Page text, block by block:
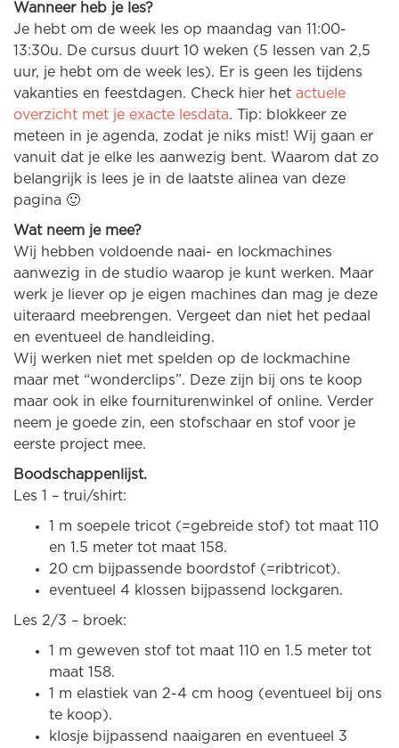
Wanneer heb je les?
Je hebt om de week les op maandag van 11:00-
13:30u. De cursus duurt 10 weken (5 lessen van 2,5
uur, je hebt om de week les). Er is geen les tijdens
vakanties en feestdagen. Check hier het actuele
overzicht met je exacte lesdata. Tip: blokkeer ze
meteen in je agenda, zodat je niks mist! Wij gaan er
vanuit dat je elke les aanwezig bent. Waarom dat zo
belangrijk is lees je in de laatste alinea van deze
pagina 🙂
Wat neem je mee?
Wij hebben voldoende naai- en lockmachines
aanwezig in de studio waarop je kunt werken. Maar
werk je liever op je eigen machines dan mag je deze
uiteraard meebrengen. Vergeet dan niet het pedaal
en eventueel de handleiding.
Wij werken niet met spelden op de lockmachine
maar met “wonderclips”. Deze zijn bij ons te koop
maar ook in elke fourniturenwinkel of online. Verder
neem je goede zin, een stofschaar en stof voor je
eerste project mee.
Boodschappenlijst.
Les 1 – trui/shirt:
1 m soepele tricot (=gebreide stof) tot maat 110
en 1.5 meter tot maat 158.
20 cm bijpassende boordstof (=ribtricot).
eventueel 4 klossen bijpassend lockgaren.
Les 2/3 – broek:
1 m geweven stof tot maat 110 en 1.5 meter tot
maat 158.
1 m elastiek van 2-4 cm hoog (eventueel bij ons
te koop).
klosje bijpassend naaigaren en eventueel 3